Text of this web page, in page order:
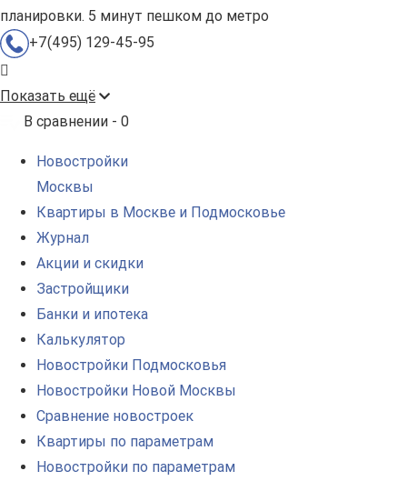
планировки. 5 минут пешком до метро
+7(495) 129-45-95
Показать ещё
В сравнении - 0
Новостройки
Москвы
Квартиры в Москве и Подмосковье
Журнал
Акции и скидки
Застройщики
Банки и ипотека
Калькулятор
Новостройки Подмосковья
Новостройки Новой Москвы
Сравнение новостроек
Квартиры по параметрам
Новостройки по параметрам